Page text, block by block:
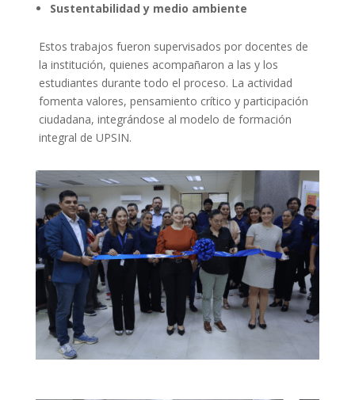
Sustentabilidad y medio ambiente
Estos trabajos fueron supervisados por docentes de
la institución, quienes acompañaron a las y los
estudiantes durante todo el proceso. La actividad
fomenta valores, pensamiento crítico y participación
ciudadana, integrándose al modelo de formación
integral de UPSIN.